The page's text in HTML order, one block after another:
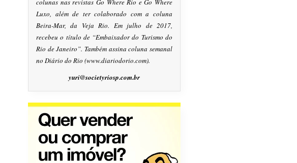
colunas nas revistas Go Where Rio e Go Where
Luxo, além de ter colaborado com a coluna
Beira-Mar, da Veja Rio. Em julho de 2017,
recebeu o título de “Embaixador do Turismo do
Rio de Janeiro”. Também assina coluna semanal
no Diário do Rio (www.diariodorio.com).
yuri@societyriosp.com.br